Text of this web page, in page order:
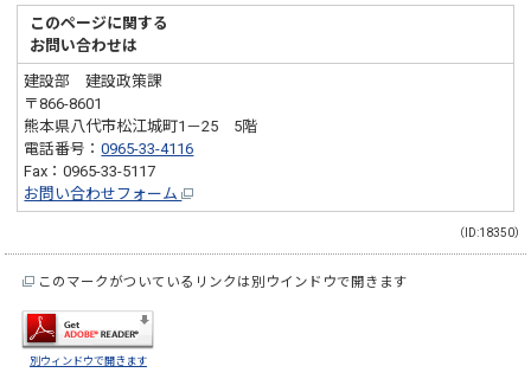
このページに関する
お問い合わせは
建設部 建設政策課
〒866-8601
熊本県八代市松江城町1－25 5階
電話番号：0965-33-4116
Fax：0965-33-5117
お問い合わせフォーム
（ID:18350）
このマークがついているリンクは別ウインドウで開きます
別ウィンドウで開きます